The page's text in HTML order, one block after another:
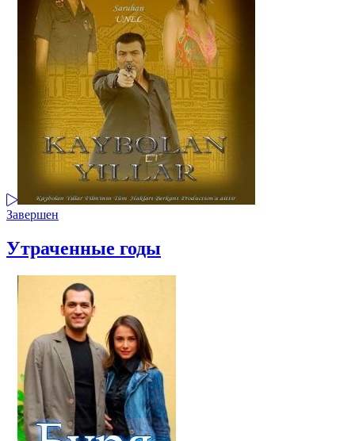
Завершен
Утраченные годы